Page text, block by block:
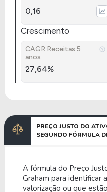
0,16
Crescimento
CAGR Receitas 5
anos
27,64%
PREÇO JUSTO DO
SEGUNDO FÓRMULA
A fórmula do Preço
Graham para identificar
valorização ou que